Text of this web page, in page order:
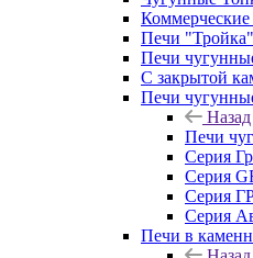
Печи
Печи
С закрытой
Печи
Назад
Печи
Серия
Серия
Серия
Серия
Печи в